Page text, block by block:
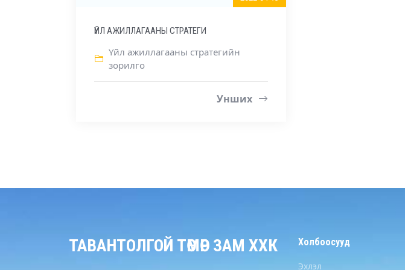
ҮЙЛ АЖИЛЛАГААНЫ СТРАТЕГИ
Үйл ажиллагааны стратегийн
зорилго
Унших
ТАВАНТОЛГОЙ ТӨМӨР ЗАМ ХХК Холбоосууд
Эхлэл